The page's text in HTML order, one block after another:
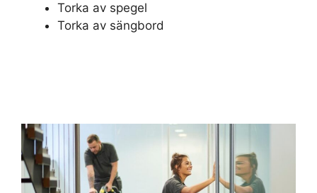
Torka av spegel
Torka av sängbord